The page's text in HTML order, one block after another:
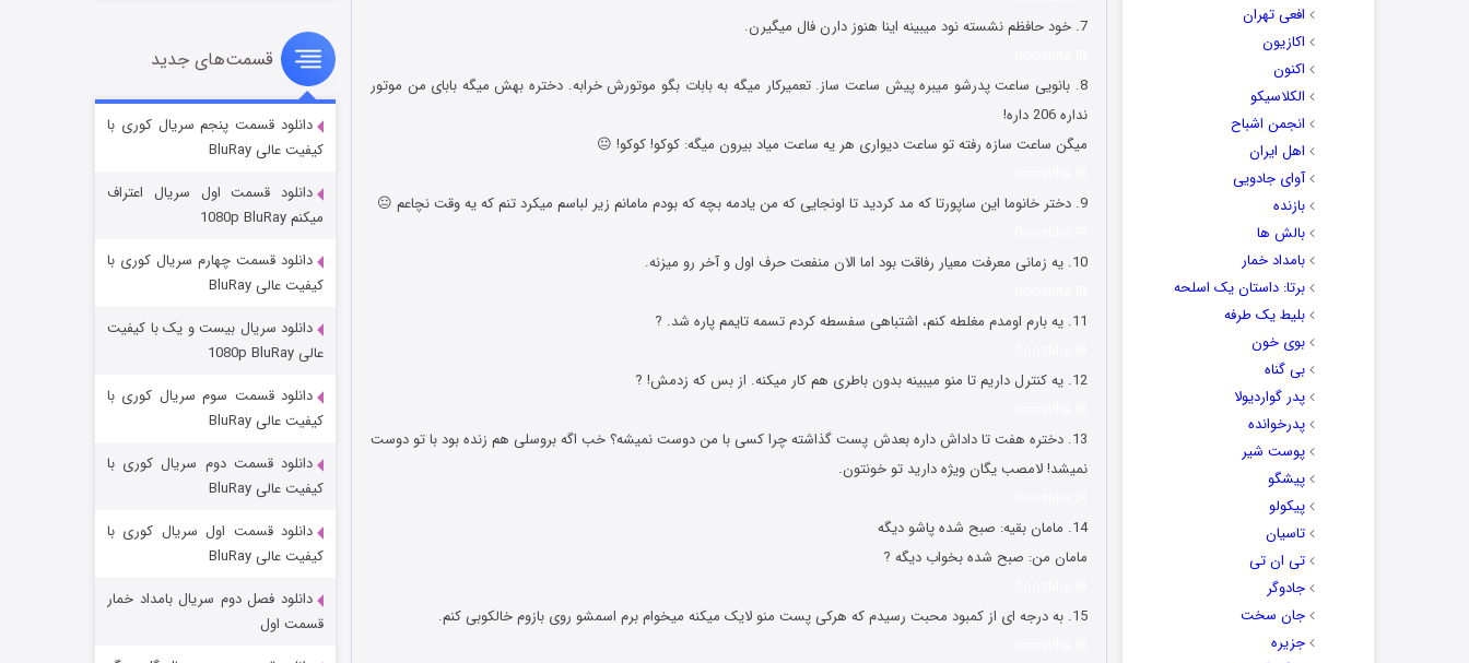
افعی تهران
اکازیون
اکنون
الکلاسیکو
انجمن اشباح
اهل ایران
آوای جادویی
بازنده
بالش ها
بامداد خمار
برتا: داستان یک اسلحه
بلیط یک‌‌ طرفه
بوی خون
بی گناه
پدر گواردیولا
پدرخوانده
پوست شیر
پیشگو
پیکولو
تاسیان
تی ان تی
جادوگر
جان سخت
جزیره
7. ‏خود حافظم نشسته نود میبینه اینا هنوز دارن فال میگیرن.
8. ‏بانویی ساعت پدرشو میبره پیش ساعت ساز. تعمیرکار میگه به بابات بگو موتورش خرابه. دختره بهش میگه بابای من موتور
نداره 206 داره!
میگن ساعت سازه رفته تو ساعت دیواری هر یه ساعت میاد بیرون میگه: کوکو! کوکو! 😐
9. ‏دختر خانوما این ساپورتا که مد کردید تا اونجایی که من یادمه بچه که بودم مامانم زیر لباسم میکرد تنم که یه وقت نچاعم 😐
10. یه زمانی معرفت معیار رفاقت بود اما الان منفعت حرف اول و آخر رو میزنه.
11. ‏یه بارم اومدم مغلطه کنم، اشتباهی سفسطه کردم تسمه تایمم پاره شد. ?
12. یه کنترل داریم تا منو میبینه بدون باطری هم کار میکنه. از بس که زدمش! ?
13. دختره هفت تا داداش داره بعدش پست گذاشته چرا کسی با من دوست نمیشه؟ خب اگه بروسلی هم زنده بود با تو دوست
نمیشد! لامصب یگان ویژه دارید تو خونتون.
14. مامان بقیه: صبح شده پاشو دیگه
مامان من: صبح شده بخواب دیگه ?
15. به درجه ای از کمبود محبت رسیدم که هرکی پست منو لایک میکنه میخوام برم اسمشو روی بازوم خالکوبی کنم.
سریال زشت
قسمت۲ (زیرنویس) منتشر شد
مردگان متحرک: شهر مرده ۳
شکست استوارت در نجات جهان
قسمت‌های جدید
دانلود قسمت پنجم سریال کوری با
کیفیت عالی BluRay
دانلود قسمت اول سریال اعتراف
میکنم 1080p BluRay
دانلود قسمت چهارم سریال کوری با
کیفیت عالی BluRay
دانلود سریال بیست و یک با کیفیت
عالی 1080p BluRay
دانلود قسمت سوم سریال کوری با
کیفیت عالی BluRay
دانلود قسمت دوم سریال کوری با
کیفیت عالی BluRay
دانلود قسمت اول سریال کوری با
کیفیت عالی BluRay
دانلود فصل دوم سریال بامداد خمار
قسمت اول